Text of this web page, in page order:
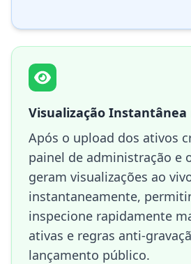
Visualização Instantânea
Após o upload dos ativos
painel de administração e
geram visualizações ao
instantaneamente,
inspecione rapidamente
ativas e regras anti-
lançamento público.